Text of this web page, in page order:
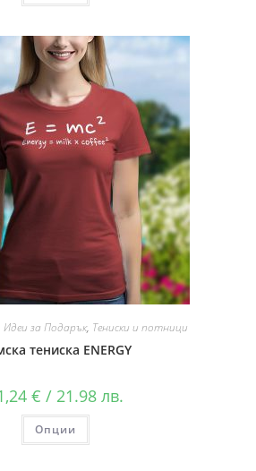
Идеи за Подарък, Тениски и потници
тениска ENERGY
€ / 21.98 лв.
Опции